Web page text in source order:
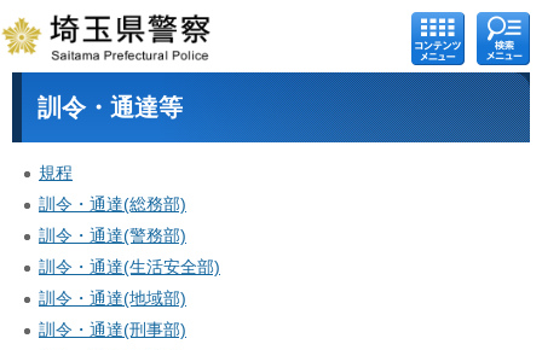
コンテ
ンツメ
ニュー
検索メ
ニュー
訓令・通達等
規程
訓令・通達(総務部)
訓令・通達(警務部)
訓令・通達(生活安全部)
訓令・通達(地域部)
訓令・通達(刑事部)